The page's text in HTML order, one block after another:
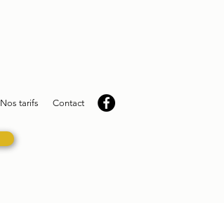
Nos tarifs Contact